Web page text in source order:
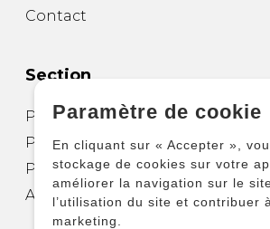
Contact
Section
Partitions pour guitare
Partitions pour autres
Partitions pour ensembles
Autres produits
Paramètre de cookie
En cliquant sur « Accepter »,
stockage de cookies sur votre
améliorer la navigation sur le
l’utilisation du site et contribuer
marketing.